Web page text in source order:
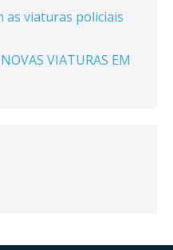
as viaturas policiais
VIATURAS EM